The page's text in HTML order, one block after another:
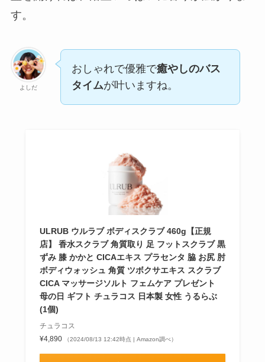
す。
よしだ
おしゃれで優雅で癒やしのバス
タイムが叶いますね。
ULRUB ウルラブ ボディスクラブ 460g【正規
店】 香水スクラブ 角質取り 足 フットスクラブ 黒
ずみ 膝 かかと CICAエキス プラセンタ 脇 お尻 肘
ボディウォッシュ 角質 ツボクサエキス スクラブ
CICA マッサージソルト フェムケア プレゼント
母の日 ギフト チュラコス 日本製 女性 うるらぶ
(1個)
チュラコス
¥4,890
（2024/08/13 12:42時点 | Amazon調べ）